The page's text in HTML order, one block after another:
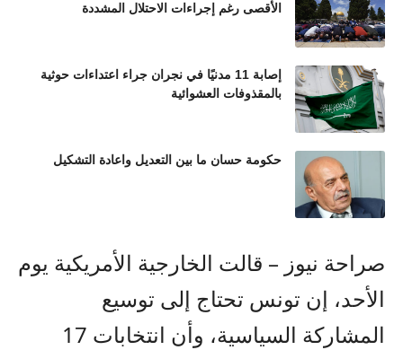
الأقصى رغم إجراءات الاحتلال المشددة
إصابة 11 مدنيًا في نجران جراء اعتداءات حوثية
بالمقذوفات العشوائية
حكومة حسان ما بين التعديل واعادة التشكيل
صراحة نيوز – قالت الخارجية الأمريكية يوم
الأحد، إن تونس تحتاج إلى توسيع
المشاركة السياسية، وأن انتخابات 17